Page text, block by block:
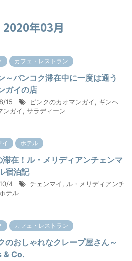
2020年03月
カフェ・レストラン
～バンコク滞在中に一度は通う
ガイの店
15 ピンクのカオマンガイ, ギンヘ
ンガイ, サラディーン
イ ホテル
在！ル・メリディアンチェンマ
宿泊記
4 チェンマイ, ル・メリディアンチ
テル
カフェ・レストラン
のおしゃれなクレープ屋さん～
& Co.